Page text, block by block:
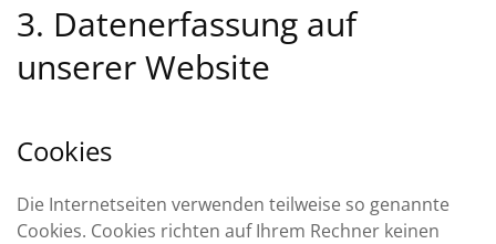
3. Datenerfassung auf
unserer Website
Cookies
Die Internetseiten verwenden teilweise so genannte
Cookies. Cookies richten auf Ihrem Rechner keinen